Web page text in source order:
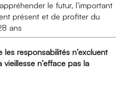
le futur, l’important
présent et de profiter du
ans
les responsabilités n’excluent
n’efface pas la